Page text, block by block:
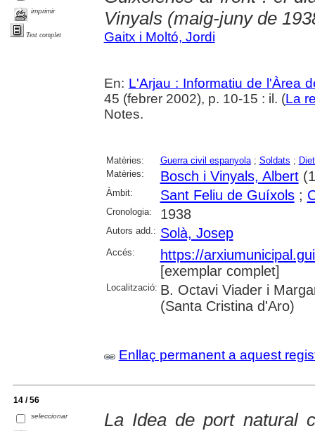
imprimir
Text complet
Vinyals (maig-juny de
Gaitx i Moltó, Jordi
En: L'Arjau : Informatiu de l'Àrea
45 (febrer 2002), p. 10-15 : il. (La
Notes.
Matèries: Guerra civil espanyola; Soldats ;
Matèries:
Bosch i Vinyals, Albert
Àmbit: Sant Feliu de Guíxols;
Cronologia: 1938
Autors add.: Solà, Josep
Accés:
https://
[exemplar complet]
Localització: B. Octavi Viader i
(Santa Cristina d'Aro)
Enllaç permanent a aquest
14 / 56
seleccionar
La Idea de port natural